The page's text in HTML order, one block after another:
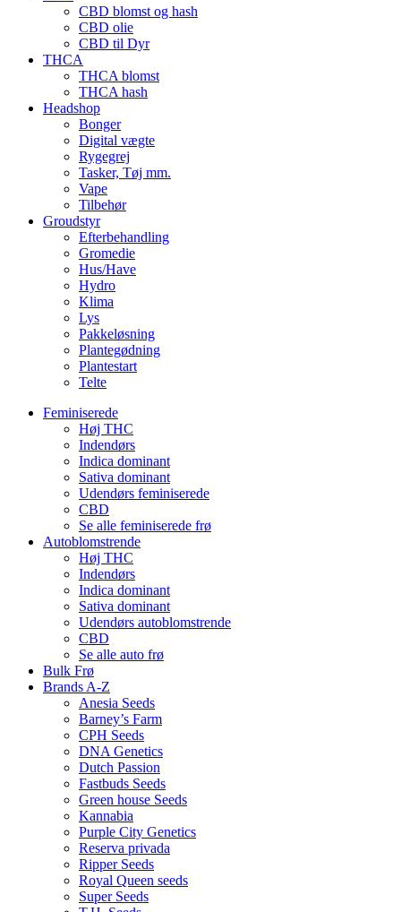
CBD blomst og hash
CBD olie
CBD til Dyr
THCA
THCA blomst
THCA hash
Headshop
Bonger
Digital vægte
Rygegrej
Tasker, Tøj mm.
Vape
Tilbehør
Groudstyr
Efterbehandling
Gromedie
Hus/Have
Hydro
Klima
Lys
Pakkeløsning
Plantegødning
Plantestart
Telte
Feminiserede
Høj THC
Indendørs
Indica dominant
Sativa dominant
Udendørs feminiserede
CBD
Se alle feminiserede frø
Autoblomstrende
Høj THC
Indendørs
Indica dominant
Sativa dominant
Udendørs autoblomstrende
CBD
Se alle auto frø
Bulk Frø
Brands A-Z
Anesia Seeds
Barney’s Farm
CPH Seeds
DNA Genetics
Dutch Passion
Fastbuds Seeds
Green house Seeds
Kannabia
Purple City Genetics
Reserva privada
Ripper Seeds
Royal Queen seeds
Super Seeds